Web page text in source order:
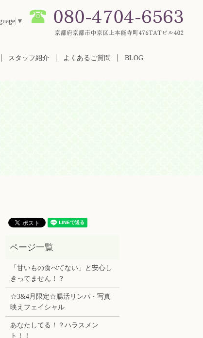
▼
スタッフ紹介 よくあるご質問
BLOG
「甘いもの食べてない」と安心し
きってません！？
☆3&4月限定☆腸活リンパ・写真
映えフェイシャル
あなたしてる！？ハラスメン
ト！！